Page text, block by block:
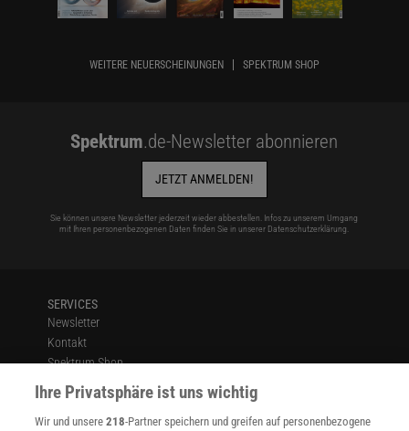
WEITERE NEUERSCHEINUNGEN SPEKTRUM SHOP
Spektrum.de-Newsletter abonnieren
JETZT ANMELDEN!
Sie können unsere Newsletter jederzeit wieder abbestellen. Infos zu unserem Umgang
mit Ihren personenbezogenen Daten finden Sie in unserer Datenschutzerklärung
SERVICES
Newsletter
Kontakt
Spektrum Shop
Im Handel kaufen
Presse
Verträge kündigen
Ihre Privatsphäre ist uns wichtig
Wir und unsere218-Partner speichern und greifen auf personenbezogene